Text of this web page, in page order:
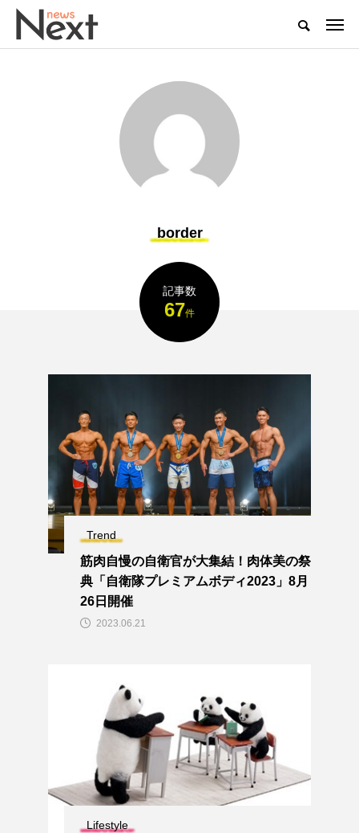
border
記事数
67件
Trend
筋肉自慢の自衛官が大集結！肉体美の祭
典「自衛隊プレミアムボディ2023」8月
26日開催
2023.06.21
Lifestyle